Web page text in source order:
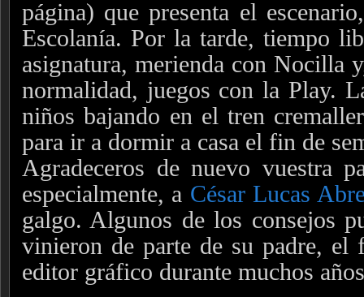
página) que presenta el
Escolanía. Por la tarde, tiempo
asignatura, merienda con Nocilla
normalidad, juegos con la Play.
niños bajando en el tren
para ir a dormir a casa el fin de
Agradeceros de nuevo vuestra
especialmente, a César Lucas
galgo. Algunos de los consejos
vinieron de parte de su padre,
editor gráfico durante muchos